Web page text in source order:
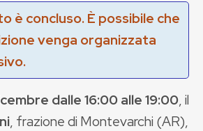
è concluso. È possibile che
venga organizzata
dalle 16:00 alle 19:00, il
, frazione di Montevarchi (AR),